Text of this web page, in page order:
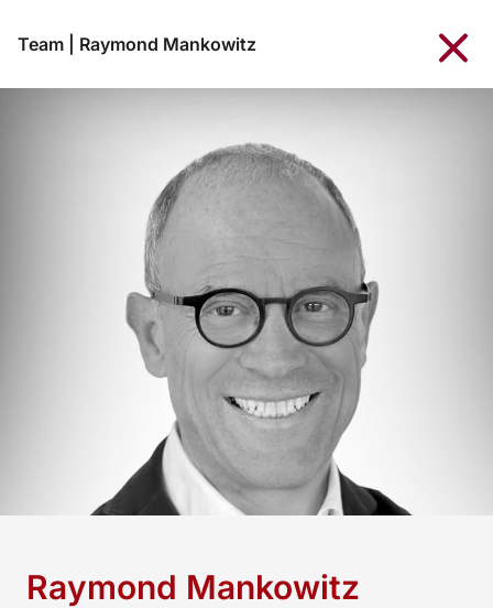
Team Raymond Mankowitz
Raymond Mankowitz